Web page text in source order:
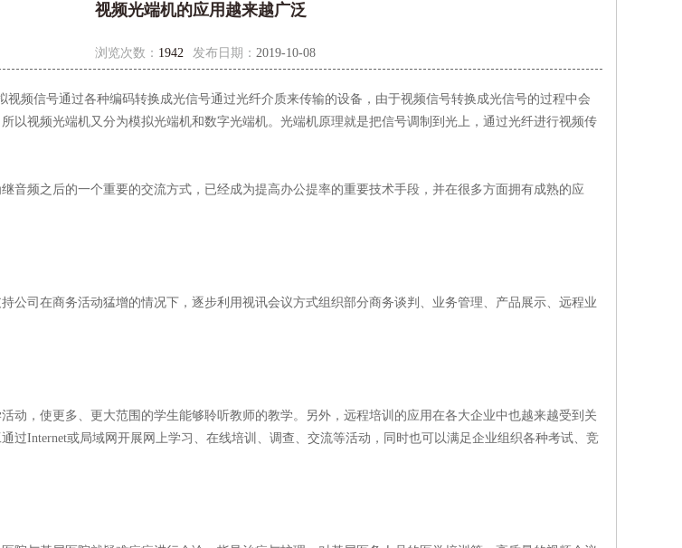
视频光端机的应用越来越广泛
浏览次数： 1942 发布日期： 2019-10-08
视频信号通过各种编码转换成光信号通过光纤介质来传输的设备，由于视频信号转换成光信号的过程中会
以视频光端机又分为模拟光端机和数字光端机。光端机原理就是把信号调制到光上，通过光纤进行视频传
频之后的一个重要的交流方式，已经成为提高办公提率的重要技术手段，并在很多方面拥有成熟的应
司在商务活动猛增的情况下，逐步利用视讯会议方式组织部分商务谈判、业务管理、产品展示、远程业
，使更多、更大范围的学生能够聆听教师的教学。另外，远程培训的应用在各大企业中也越来越受到关
过Internet或局域网开展网上学习、在线培训、调查、交流等活动，同时也可以满足企业组织各种考试、竞